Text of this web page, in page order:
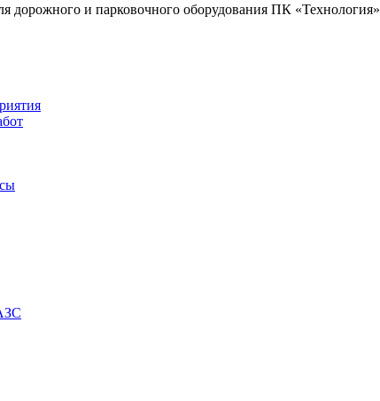
дорожного и парковочного оборудования ПК «Технология»